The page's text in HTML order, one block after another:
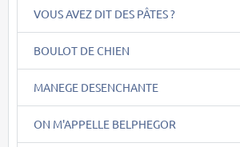
VOUS AVEZ DIT DES PÂTES ?
BOULOT DE CHIEN
MANEGE DESENCHANTE
ON M'APPELLE BELPHEGOR